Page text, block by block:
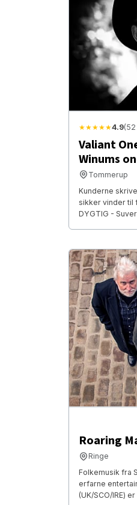
★★★★★4.9
Valiant
Winums
Tommerup
Kunderne
sikker vinder til
DYGTIG -
Roaring
Ringe
Folkemusik fra
erfarne
(UK/SCO/IRE)